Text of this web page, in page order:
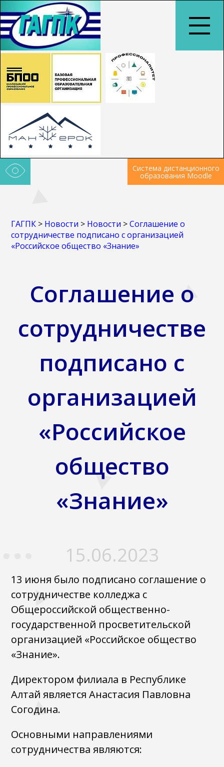
Система дистанционного
образования Moodle
ГАГПК > Новости > Новости >Соглашение о
сотрудничестве подписано с организацией
«Российское общество «Знание»
Соглашение о
сотрудничестве
подписано с
организацией
«Российское
общество
«Знание»
15.06.2023
13 июня было подписано соглашение о
сотрудничестве колледжа с
Общероссийской общественно-
государственной просветительской
организацией «Российское общество
«Знание».
Директором филиала в Республике
Алтай является Анастасия Павловна
Согодина.
Основными направлениями
сотрудничества являются: